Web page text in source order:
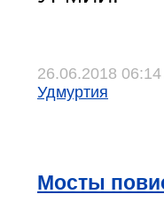
26.06.2018 06:14
Удмуртия
Мосты